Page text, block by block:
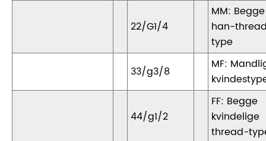
22/G1/4
MM: Begge
han-
type
33/g3/8
MF:
44/g1/2
FF: Begge
kvindelige
thread-